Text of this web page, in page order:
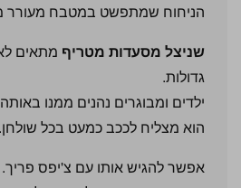
הניחוח שמתפשט במטבח מעורר
שניצל מסעדות מטריף מתאים
גדולות.
ילדים ומבוגרים נהנים ממנו
הוא מצליח לככב כמעט בכל שולחן.
אפשר להגיש אותו עם צ'יפס פריך.